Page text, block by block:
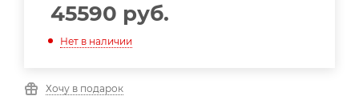
45590 руб.
Нет в наличии
Хочу в подарок